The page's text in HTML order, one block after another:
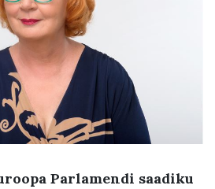
Parlamendi saadiku